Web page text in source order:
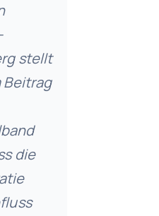
stellt
Beitrag
die